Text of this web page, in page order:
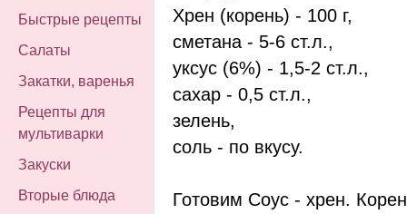
Быстрые рецепты
Салаты
Закатки, варенья
Рецепты для
мультиварки
Закуски
Вторые блюда
Хрен (корень) - 100 г,
сметана - 5-6 ст.л.,
уксус (6%) - 1,5-2 ст.л.,
сахар - 0,5 ст.л.,
зелень,
соль - по вкусу.
Готовим Соус - хрен.